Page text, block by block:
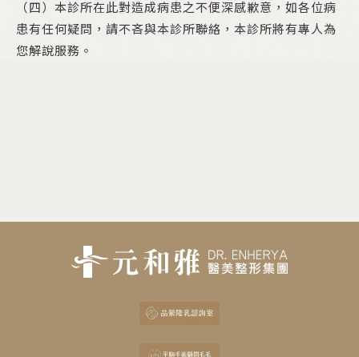
（四）本診所在此對造成病患之不便深感歉意，如各位病
患有任何疑問，請不吝與本診所聯絡，本診所將有專人為
您解說服務。